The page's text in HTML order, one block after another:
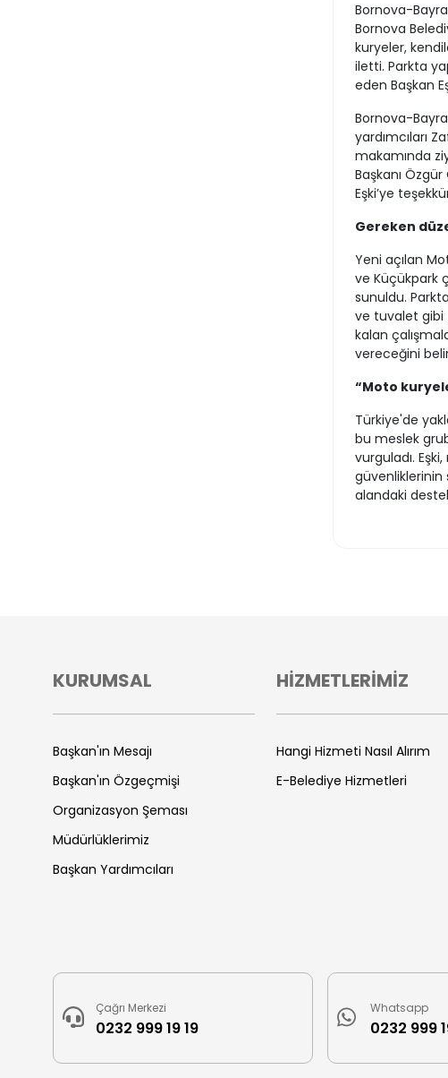
Bornova-
Bornova
kuryeler,
iletti. Parkta
eden Başkan
Bornova-
yardımcıları
makamında
Başkanı Özgür
Eşki’ye
Gereken
Yeni açılan
ve Küçükpark
sunuldu.
ve tuvalet gibi
kalan
vereceğini
“Moto
Türkiye'de
bu meslek
vurguladı.
güvenliklerinin
alandaki
KURUMSAL
Başkan'ın Mesajı
Başkan'ın Özgeçmişi
Organizasyon Şeması
Müdürlüklerimiz
Başkan Yardımcıları
HİZMETLERİMİZ
Hangi Hizmeti Nasıl Alırım
E-Belediye Hizmetleri
Çağrı Merkezi
0232 999 19 19
Whatsapp
0232 999